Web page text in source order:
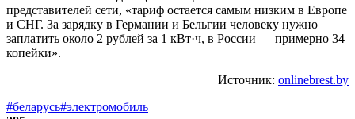
представителей сети, «тариф остается самым низким в Европе
и СНГ. За зарядку в Германии и Бельгии человеку нужно
заплатить около 2 рублей за 1 кВт·ч, в России — примерно 34
копейки».
Источник: onlinebrest.by
#беларусь#электромобиль